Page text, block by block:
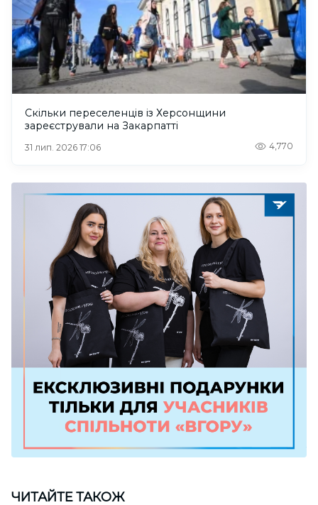
Скільки переселенців із Херсонщини
зареєстрували на Закарпатті
31 лип. 2026 17:06 4,770
ЧИТАЙТЕ ТАКОЖ